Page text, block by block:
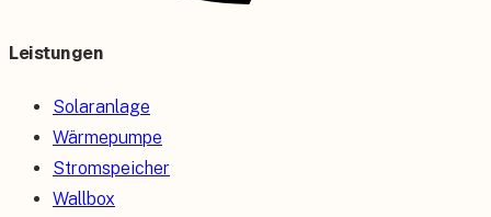
Leistungen
Solaranlage
Wärmepumpe
Stromspeicher
Wallbox